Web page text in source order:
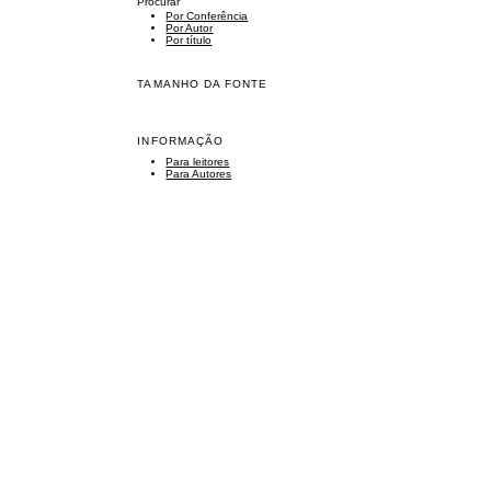
Por Conferência
Por Autor
Por título
TAMANHO DA FONTE
INFORMAÇÃO
Para leitores
Para Autores